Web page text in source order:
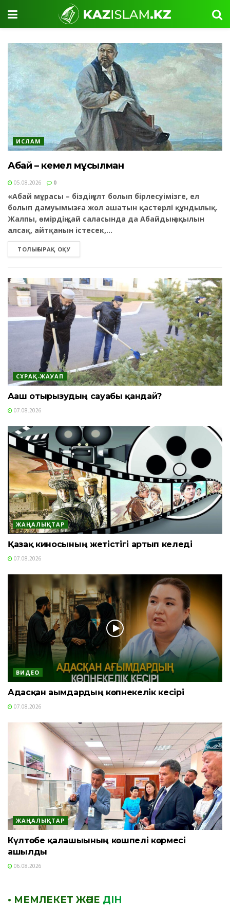
ИСЛАМ
Абай – кемел мұсылман
05.08.2026 0
«Абай мұрасы – біздің ұлт болып бірлесуімізге, ел
болып дамуымызға жол ашатын қастерлі құндылық.
Жалпы, өмірдің қай саласында да Абайдың ақылын
алсақ, айтқанын істесек,...
ТОЛЫҒЫРАҚ ОҚУ
СҰРАҚ-ЖАУАП
Ағаш отырғызудың сауабы қандай?
07.08.2026
ЖАҢАЛЫҚТАР
Қазақ киносының жетістігі артып келеді
07.08.2026
ВИДЕО
Адасқан ағымдардың көпнекелік кесірі
07.08.2026
ЖАҢАЛЫҚТАР
Күлтөбе қалашығының көшпелі көрмесі
ашылды
06.08.2026
• МЕМЛЕКЕТ ЖӘНЕ ДІН